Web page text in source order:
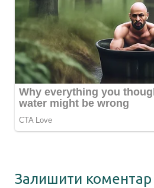
Залишити коментар